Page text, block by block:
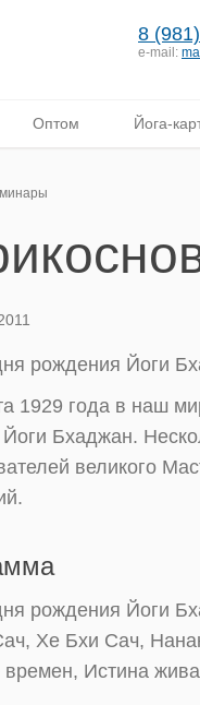
8
e-mail:
Оптом Йога-
рождения Йоги
1929 года в наш
Бхаджан.
великого
рождения Йоги
Хе Бхи Сач,
времен, Истина